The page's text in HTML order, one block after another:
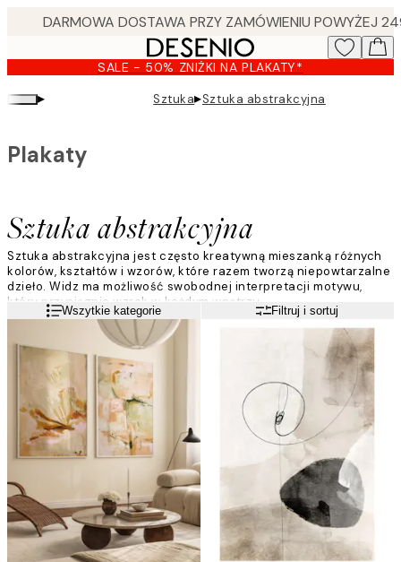
content.
SALE - 50% ZNIŻKI NA PLAKATY*
▸ Sztuka▸Sztuka abstrakcyjna
Sztuka abstrakcyjna
Plakaty
Sztuka abstrakcyjna jest często kreatywną mieszanką różnych
kolorów, kształtów i wzorów, które razem tworzą niepowtarzalne
dzieło. Widz ma możliwość swobodnej interpretacji motywu,
który przyciągnie wzrok w każdym wnętrzu.
Czytaj więcejWszytkie kategorie Filtruj i sortuj